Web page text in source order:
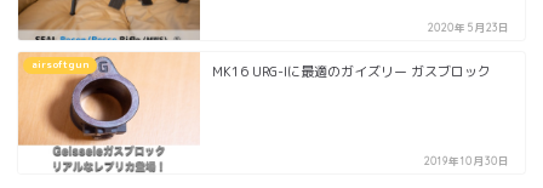
2020年5月23日
airsoftgun MK16 URG-Iに最適のガイズリー ガスブロック
2019年10月30日